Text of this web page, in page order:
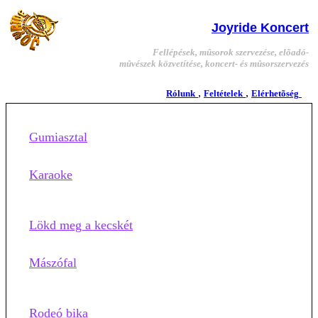
Joyride Koncert
Fellépések, mûsorok szervezése, elõadó-
mûvészek közvetítése, koncert- és mûsorszervezés
Rólunk , Feltételek , Elérhetõség
Gumiasztal
Karaoke
Lökd meg a kecskét
Mászófal
Rodeó bika